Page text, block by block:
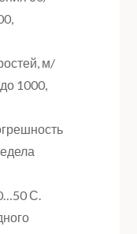
м/
1000,
С.